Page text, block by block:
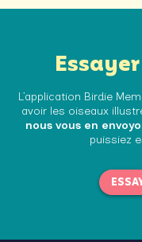
L’application Birdie
avoir les oiseaux
nous vous en
puissiez